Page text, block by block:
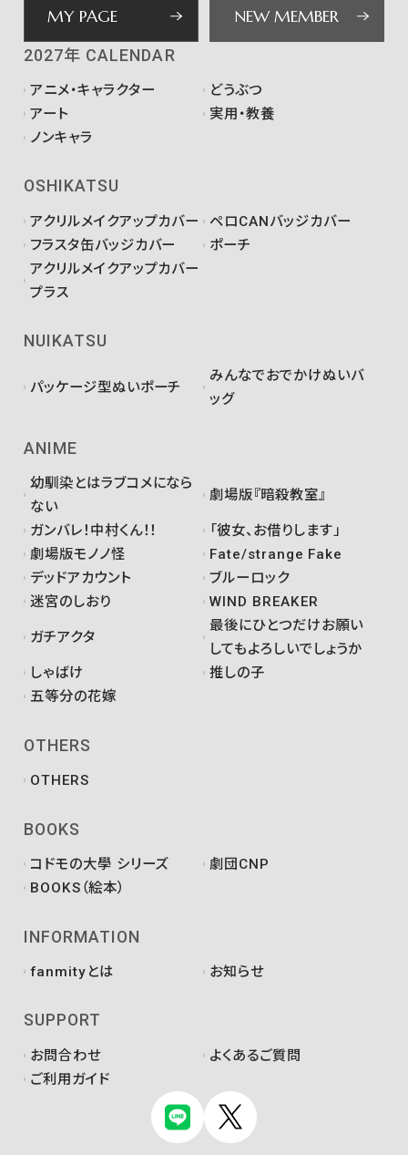
MY PAGE NEW MEMBER
2027年 CALENDAR
アニメ・キャラクター
どうぶつ
アート
実用・教養
ノンキャラ
OSHIKATSU
アクリルメイクアップカバー
ペロCANバッジカバー
フラスタ缶バッジカバー
ポーチ
アクリルメイクアップカバー
プラス
NUIKATSU
パッケージ型ぬいポーチ
みんなでおでかけぬいバ
ッグ
ANIME
幼馴染とはラブコメになら
ない
劇場版『暗殺教室』
ガンバレ！中村くん！！
「彼女、お借りします」
劇場版モノノ怪
Fate/strange Fake
デッドアカウント
ブルーロック
迷宮のしおり
WIND BREAKER
ガチアクタ
最後にひとつだけお願い
してもよろしいでしょうか
しゃばけ
推しの子
五等分の花嫁
OTHERS
OTHERS
BOOKS
コドモの大學 シリーズ
劇団CNP
BOOKS（絵本）
INFORMATION
fanmityとは お知らせ
SUPPORT
お問合わせ
よくあるご質問
ご利用ガイド